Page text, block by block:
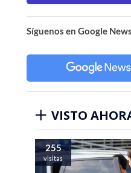
Síguenos en Google
VISTO
255
visitas